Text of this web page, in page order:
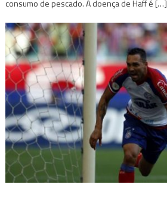
consumo de pescado. A doença de Haff é […]